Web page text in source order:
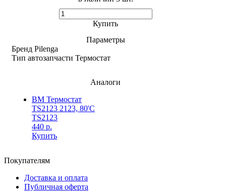
Купить
Параметры
Бренд Pilenga
Тип автозапчасти Термостат
Аналоги
BM Термостат
TS2123 2123, 80'C
TS2123
440 р.
Купить
Покупателям
Доставка и оплата
Публичная оферта